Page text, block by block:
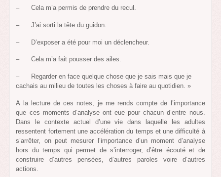
– Cela m’a permis de prendre du recul.
– J’ai sorti la tête du guidon.
– D’exposer a été pour moi un déclencheur.
– Cela m’a fait pousser des ailes.
– Regarder en face quelque chose que je sais mais que je
cachais au milieu de toutes les choses à faire au quotidien. »
A la lecture de ces notes, je me rends compte de l’importance
que ces moments d’analyse ont eue pour chacun d’entre nous.
Dans le contexte actuel d’une vie dans laquelle les adultes
ressentent fortement une accélération du temps et une difficulté à
s’arrêter, on peut mesurer l’importance d’un moment d’analyse
hors du temps qui permet de s’interroger, d’être écouté et de
construire d’autres pensées, d’autres paroles voire d’autres
actions.